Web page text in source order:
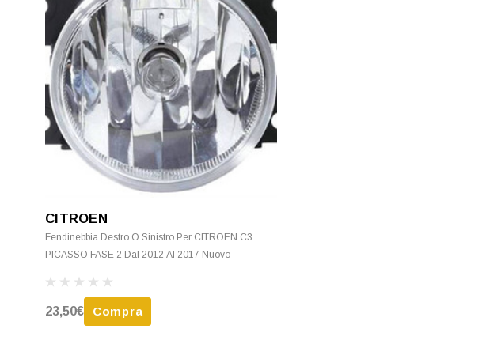
CITROEN
Fendinebbia Destro O Sinistro Per CITROEN C3
PICASSO FASE 2 Dal 2012 Al 2017 Nuovo
23,50€ Compra